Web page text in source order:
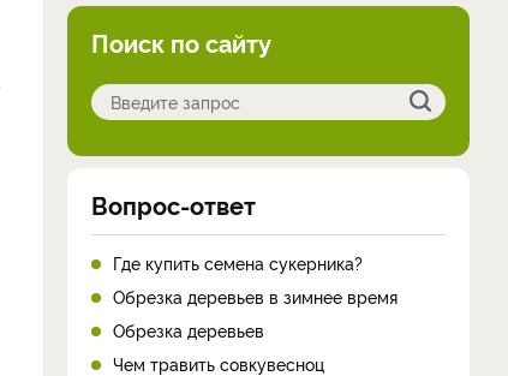
Поиск по сайту
Вопрос-ответ
Где купить семена сукерника?
Обрезка деревьев в зимнее время
Обрезка деревьев
Чем травить совкувесноц